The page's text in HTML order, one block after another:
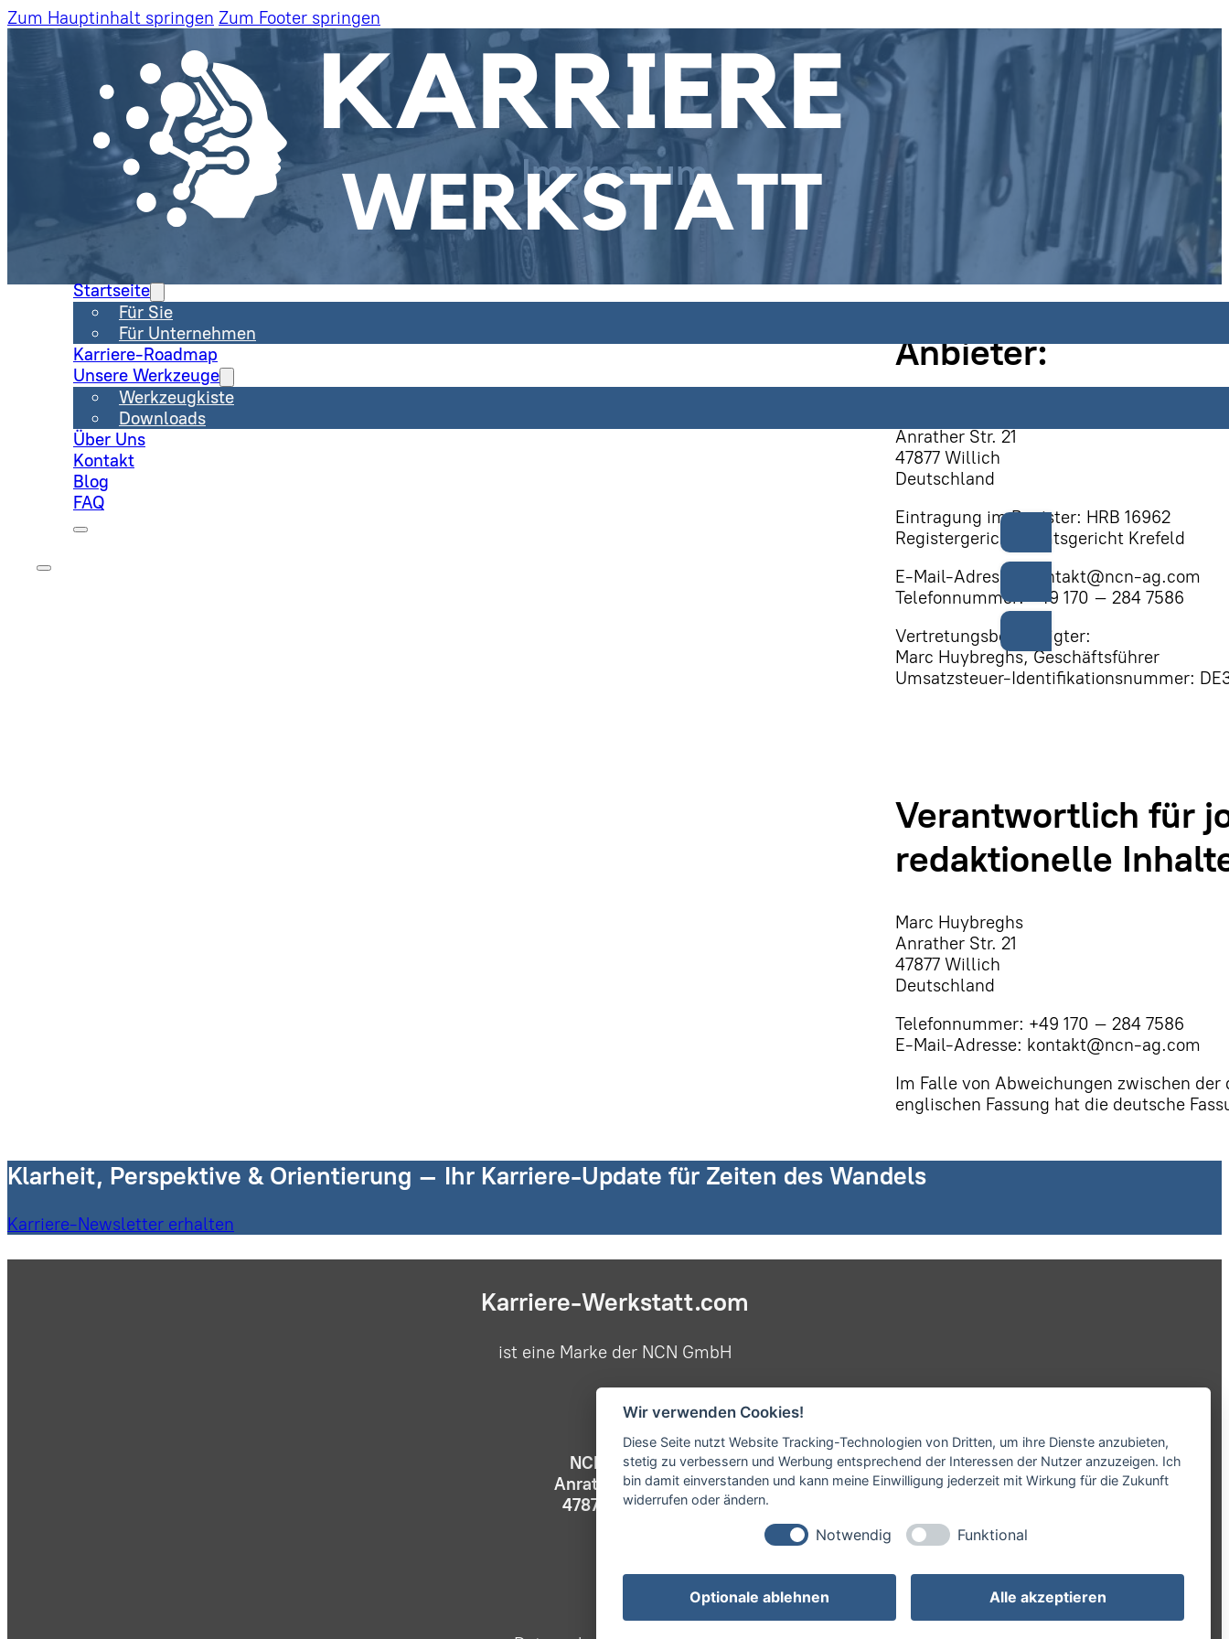
Zum Hauptinhalt springen Zum Footer springen
Startseite
Für Sie
Für Unternehmen
Karriere-Roadmap
Unsere Werkzeuge
Werkzeugkiste
Downloads
Über Uns
Kontakt
Blog
FAQ
Impressum
Anbieter:
Anrather Str. 21
47877 Willich
Deutschland
Eintragung im Register: HRB 16962
Registergericht: Amtsgericht Krefeld
E-Mail-Adresse: kontakt@ncn-ag.com
Telefonnummer: +49 170 – 284 7586
Vertretungsberechtigter:
Marc Huybreghs, Geschäftsführer
Umsatzsteuer-Identifikationsnummer:
Verantwortlich für
redaktionelle
Marc Huybreghs
Anrather Str. 21
47877 Willich
Deutschland
Telefonnummer: +49 170 – 284 7586
E-Mail-Adresse: kontakt@ncn-ag.com
Im Falle von Abweichungen zwischen der
englischen Fassung hat die deutsche
Klarheit, Perspektive & Orientierung – Ihr Karriere-Update für Zeiten des Wandels
Karriere-Newsletter erhalten
Karriere-Werkstatt.com
ist eine Marke der NCN GmbH
NCN GmbH
Anrather Str. 21
47877 Willich
Wir verwenden Cookies!
Diese Seite nutzt Website Tracking-Technologien von Dritten, um ihre Dienste anzubieten,
stetig zu verbessern und Werbung entsprechend der Interessen der Nutzer anzuzeigen. Ich
bin damit einverstanden und kann meine Einwilligung jederzeit mit Wirkung für die Zukunft
widerrufen oder ändern.
Notwendig Funktional
Optionale ablehnen Alle akzeptieren